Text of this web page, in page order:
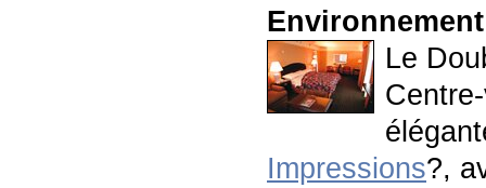
Le
Impressions?,